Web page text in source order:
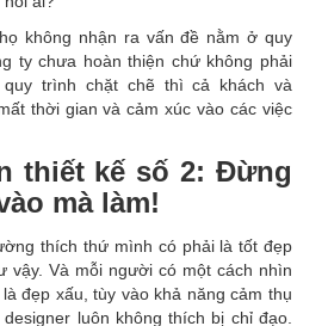
không nhận ra vấn đề nằm ở quy
ty chưa hoàn thiện chứ không phải
trình chặt chẽ thì cả khách và
thời gian và cảm xúc vào các việc
thiết kế số 2: Đừng
mà làm!
thích thứ mình có phải là tốt đẹp
vậy. Và mỗi người có một cách nhìn
đẹp xấu, tùy vào khả năng cảm thụ
luôn không thích bị chỉ đạo.